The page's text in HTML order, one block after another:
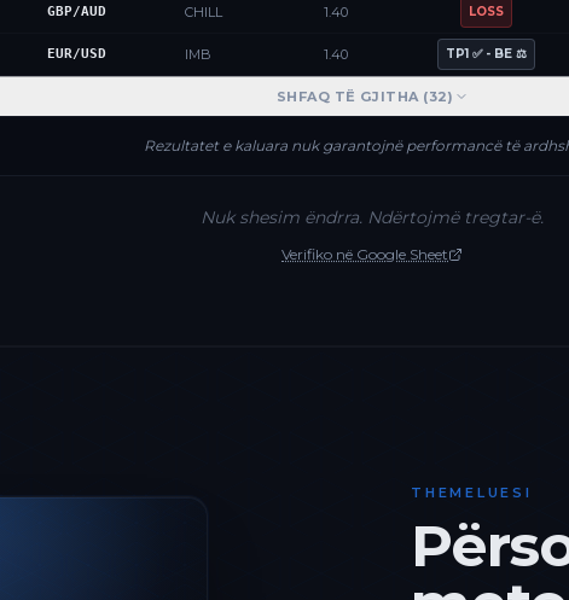
GBP/AUD CHILL 1.40 LOSS
EUR/USD IMB 1.40 TP1 ✅ - BE ⚖️
SHFAQ TË GJITHA (32)
Rezultatet e kaluara nuk garantojnë performancë të
Nuk shesim ëndrra. Ndërtojmë tregtar-ë.
Verifiko në Google Sheet
THEMELUESI